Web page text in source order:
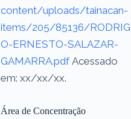
content/uploads/tainacan-
items/205/85136/RODRIG
O-ERNESTO-SALAZAR-
GAMARRA.pdfAcessado
em: xx/xx/xx.
Área de Concentração